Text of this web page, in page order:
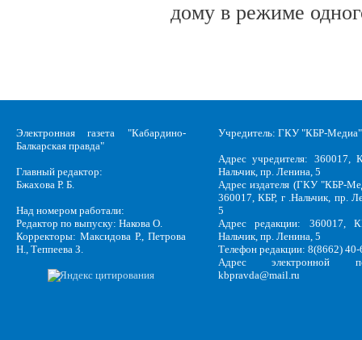
дому в режиме
Электронная газета "Кабардино-
Балкарская правда"
Главный редактор:
Бжахова Р. Б.
Над номером работали:
Редактор по выпуску: Накова О.
Корректоры: Максидова Р., Петрова
Н., Теппеева З.
Учредитель: ГКУ "КБР-Медиа"
Адрес учредителя: 360017,
Нальчик, пр. Ленина, 5
Адрес издателя (ГКУ "КБР-
360017, КБР, г .Нальчик, пр.
5
Адрес редакции: 360017,
Нальчик, пр. Ленина, 5
Телефон редакции: 8(8662)
Адрес электронной
kbpravda@mail.ru